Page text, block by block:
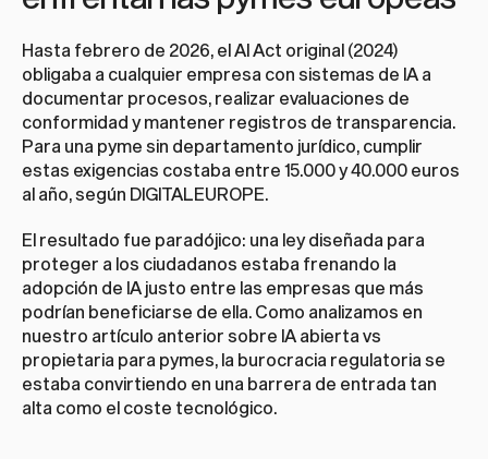
Hasta febrero de 2026, el AI Act original (2024)
obligaba a cualquier empresa con sistemas de IA a
documentar procesos, realizar evaluaciones de
conformidad y mantener registros de transparencia.
Para una pyme sin departamento jurídico, cumplir
estas exigencias costaba entre 15.000 y 40.000 euros
al año, según DIGITALEUROPE.
El resultado fue paradójico: una ley diseñada para
proteger a los ciudadanos estaba frenando la
adopción de IA justo entre las empresas que más
podrían beneficiarse de ella. Como analizamos en
nuestro artículo anterior sobre IA abierta vs
propietaria para pymes, la burocracia regulatoria se
estaba convirtiendo en una barrera de entrada tan
alta como el coste tecnológico.